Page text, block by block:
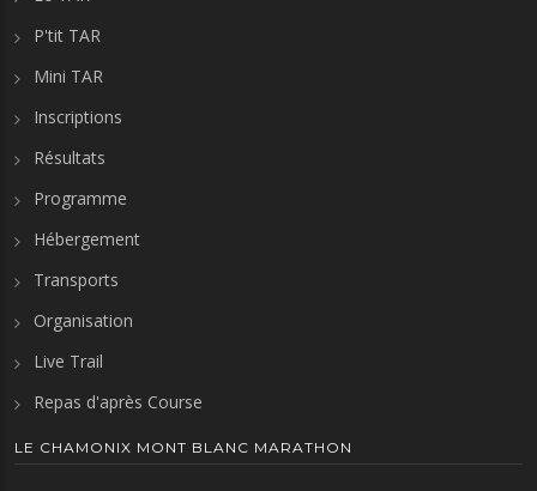
P'tit TAR
Mini TAR
Inscriptions
Résultats
Programme
Hébergement
Transports
Organisation
Live Trail
Repas d'après Course
LE CHAMONIX MONT BLANC MARATHON